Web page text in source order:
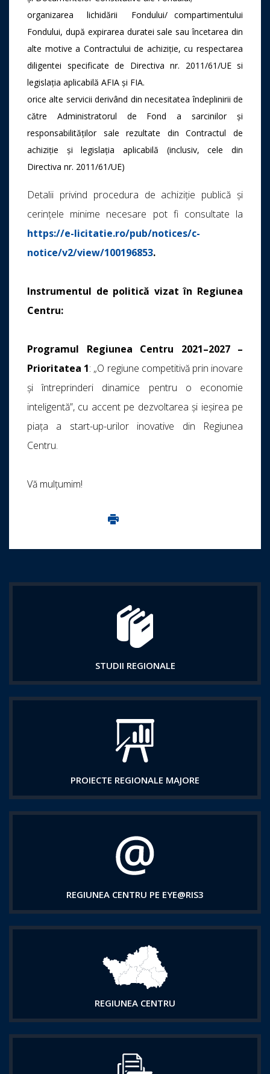
organizarea lichidării Fondului/ compartimentului
Fondului, după expirarea duratei sale sau încetarea din
alte motive a Contractului de achiziție, cu respectarea
diligentei specificate de Directiva nr. 2011/61/UE si
legislația aplicabilă AFIA și FIA.
orice alte servicii derivând din necesitatea îndeplinirii de
către Administratorul de Fond a sarcinilor și
responsabilităților sale rezultate din Contractul de
achiziție și legislația aplicabilă (inclusiv, cele din
Directiva nr. 2011/61/UE)
Detalii privind procedura de achiziție publică și
cerințele minime necesare pot fi consultate la
https://e-licitatie.ro/pub/notices/c-
notice/v2/view/100196853.
Instrumentul de politică vizat în Regiunea
Centru:
Programul Regiunea Centru 2021–2027 –
Prioritatea 1: „O regiune competitivă prin inovare
și întreprinderi dinamice pentru o economie
inteligentă”, cu accent pe dezvoltarea și ieșirea pe
piața a start-up-urilor inovative din Regiunea
Centru.
Vă mulțumim!
Imprima aceasta pagina
STUDII REGIONALE
PROIECTE REGIONALE MAJORE
REGIUNEA CENTRU PE EYE@RIS3
REGIUNEA CENTRU